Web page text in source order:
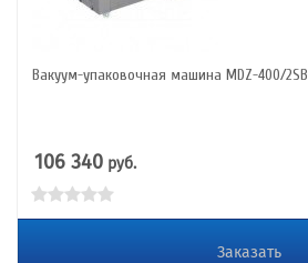
Вакуум-упаковочная машина MDZ-400/2SB
106 340 руб.
Заказать